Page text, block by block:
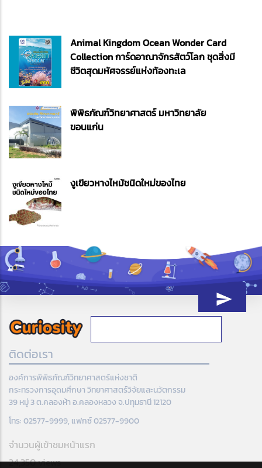
Animal Kingdom Ocean Wonder Card
Collection การ์ดอาณาจักรสัตว์โลก ชุดสิ่งมี
ชีวิตสุดมหัศจรรย์แห่งท้องทะเล
พิพิธภัณฑ์วิทยาศาสตร์ มหาวิทยาลัย
ขอนแก่น
งูเขียวหางไหม้ชนิดใหม่ของไทย
ติดต่อเรา
องค์การพิพิธภัณฑ์วิทยาศาสตร์แห่งชาติ
กระทรวงการอุดมศึกษา วิทยาศาสตร์วิจัยและนวัตกรรม
39 หมู่ 3 ต.คลองห้า อ.คลองหลวง จ.ปทุมธานี 12120
โทร: 02577-9999, แฟกซ์ 02577-9900
จำนวนผู้เข้าชมหน้าแรก
24,350 views